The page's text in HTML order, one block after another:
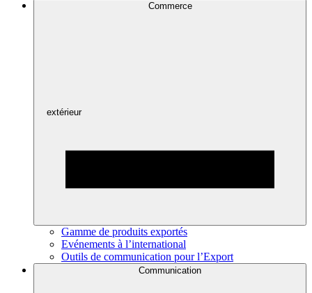
Commerce
extérieur
Gamme de produits exportés
Evénements à l’international
Outils de communication pour l’Export
Communication